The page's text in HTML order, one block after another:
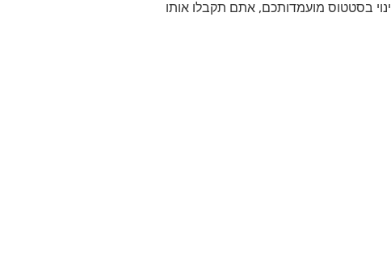
בסטטוס מועמדותכם, אתם תקבלו אותו